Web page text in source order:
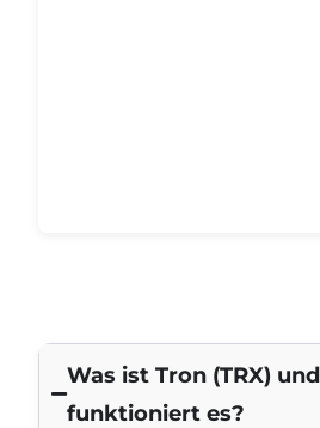
Was ist Tron (TRX)
funktioniert es?